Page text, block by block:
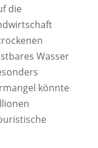
die
Wasser
könnte